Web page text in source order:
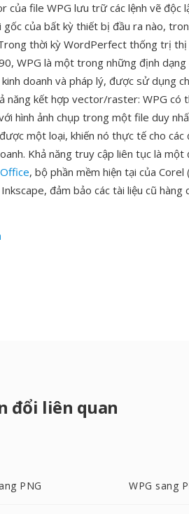
của file WPG lưu trữ các lệnh vẽ độc
của bất kỳ thiết bị đầu ra nào,
thời kỳ WordPerfect thống trị
WPG là một trong những định
doanh và pháp lý, được sử dụng
năng kết hợp vector/raster: WPG có
hình ảnh chụp trong một file duy
một loại, khiến nó thực tế cho các
Khả năng truy cập liên tục là một
, bộ phần mềm hiện tại của Corel
đảm bảo các tài liệu cũ hàng
đổi liên quan
PNG WPG sang